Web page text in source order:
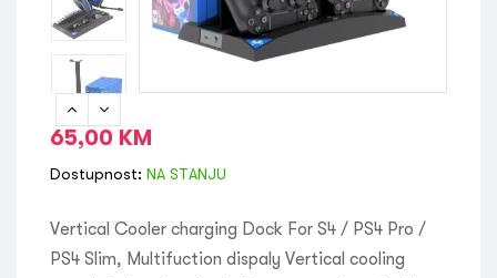
65,00 KM
Dostupnost: NA STANJU
Vertical Cooler charging Dock For S4 / PS4 Pro /
PS4 Slim, Multifuction dispaly Vertical cooling